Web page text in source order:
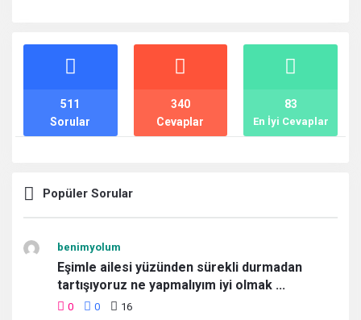
İstatistikler
Sorular
511
Cevaplar
340
En İyi Cevaplar
83
Popüler Sorular
benimyolum
Eşimle ailesi yüzünden sürekli durmadan
tartışıyoruz ne yapmalıyım iyi olmak ...
0 0 16